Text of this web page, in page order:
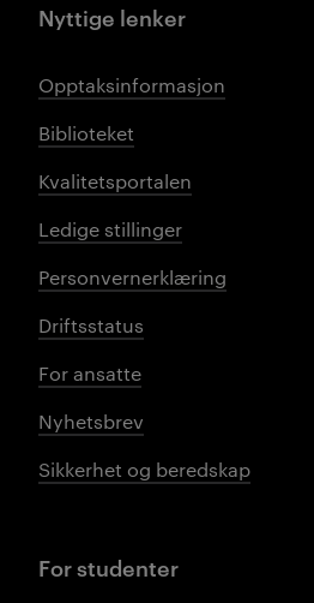
Nyttige lenker
Opptaksinformasjon
Biblioteket
Kvalitetsportalen
Ledige stillinger
Personvernerklæring
Driftsstatus
For ansatte
Nyhetsbrev
Sikkerhet og beredskap
For studenter